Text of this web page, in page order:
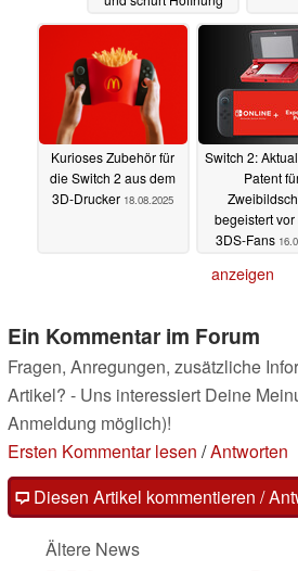
auf Rückkehr zu alter
Kurioses Zubehör für
die Switch 2 aus dem
3D-Drucker 18.08.2025
Switch 2:
Patent
begeistert
3DS-Fans
anzeigen
Ein Kommentar im Forum
Fragen, Anregungen, zusätzliche
Artikel? - Uns interessiert Deine
Anmeldung möglich)!
Ersten Kommentar lesen /Antworten
Diesen Artikel kommentieren /
Ältere News